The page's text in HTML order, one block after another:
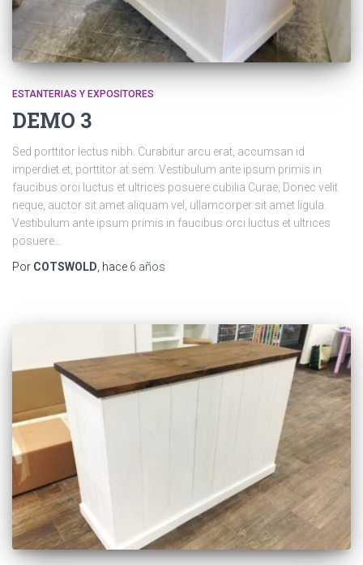
ESTANTERIAS Y EXPOSITORES
DEMO 3
Sed porttitor lectus nibh. Curabitur arcu erat, accumsan id
imperdiet et, porttitor at sem. Vestibulum ante ipsum primis in
faucibus orci luctus et ultrices posuere cubilia Curae; Donec velit
neque, auctor sit amet aliquam vel, ullamcorper sit amet ligula.
Vestibulum ante ipsum primis in faucibus orci luctus et ultrices
posuere…
Por COTSWOLD , hace 6 años